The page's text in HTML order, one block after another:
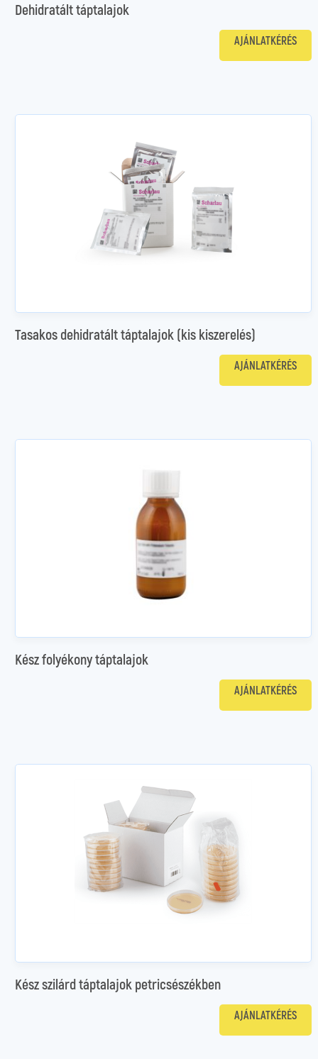
Dehidratált táptalajok
AJÁNLATKÉRÉS
Tasakos dehidratált táptalajok (kis kiszerelés)
AJÁNLATKÉRÉS
Kész folyékony táptalajok
AJÁNLATKÉRÉS
Kész szilárd táptalajok petricsészékben
AJÁNLATKÉRÉS